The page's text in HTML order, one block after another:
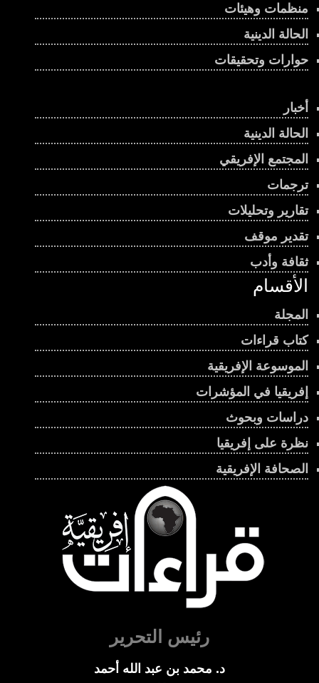
منظمات وهيئات
الحالة الدينية
حوارات وتحقيقات
أخبار
الحالة الدينية
المجتمع الإفريقي
ترجمات
تقارير وتحليلات
تقدير موقف
ثقافة وأدب
الأقسام
المجلة
كتاب قراءات
الموسوعة الإفريقية
إفريقيا في المؤشرات
دراسات وبحوث
نظرة على إفريقيا
الصحافة الإفريقية
رئيس التحرير
د. محمد بن عبد الله أحمد